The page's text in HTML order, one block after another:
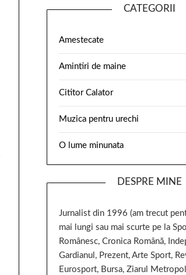
CATEGORII
Amestecate
Amintiri de maine
Cititor Calator
Muzica pentru urechi
O lume minunata
DESPRE MINE
Jurnalist din 1996 (am trecut
mai lungi sau mai scurte pe la
Românesc, Cronica Română,
Gardianul, Prezent, Arte Sport,
Eurosport, Bursa, Ziarul